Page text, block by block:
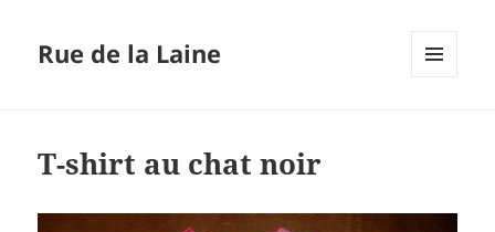
Rue de la Laine
T-shirt au chat noir